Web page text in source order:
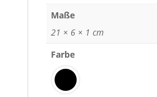
Maße
21 × 6 × 1 cm
Farbe